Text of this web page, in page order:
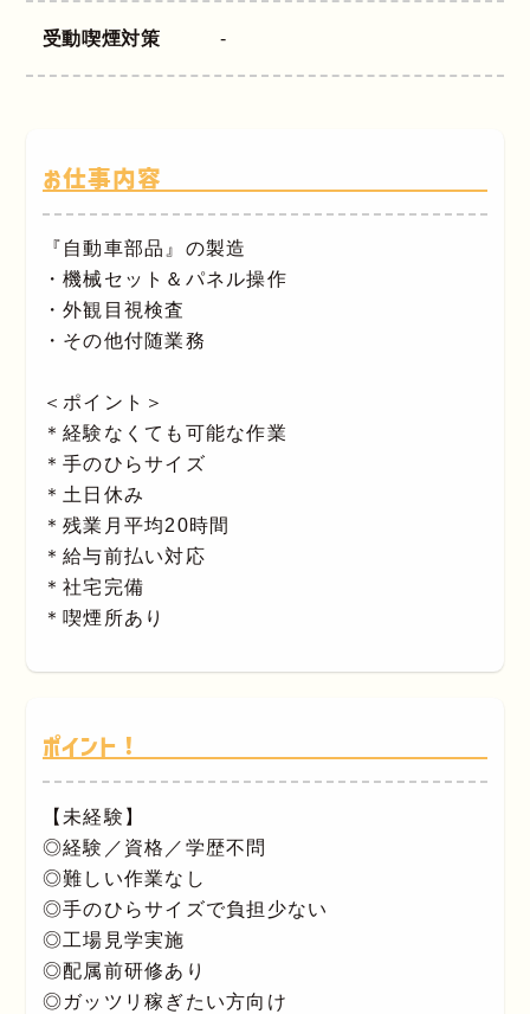
受動喫煙対策 -
お仕事内容
『自動車部品』の製造
・機械セット＆パネル操作
・外観目視検査
・その他付随業務
＜ポイント＞
＊経験なくても可能な作業
＊手のひらサイズ
＊土日休み
＊残業月平均20時間
＊給与前払い対応
＊社宅完備
＊喫煙所あり
ポイント！
【未経験】
◎経験／資格／学歴不問
◎難しい作業なし
◎手のひらサイズで負担少ない
◎工場見学実施
◎配属前研修あり
◎ガッツリ稼ぎたい方向け